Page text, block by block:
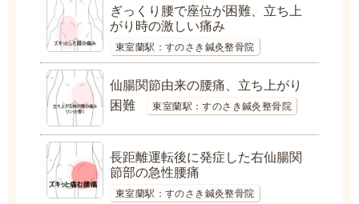
ぎっくり腰で座位が困難、立ち上
がり時の激しい痛み
東室蘭駅：すのさき鍼灸整骨院
仙腸関節由来の腰痛、立ち上がり
困難
東室蘭駅：すのさき鍼灸整骨院
長距離運転後に発症した右仙腸関
節部の急性腰痛
東室蘭駅：すのさき鍼灸整骨院